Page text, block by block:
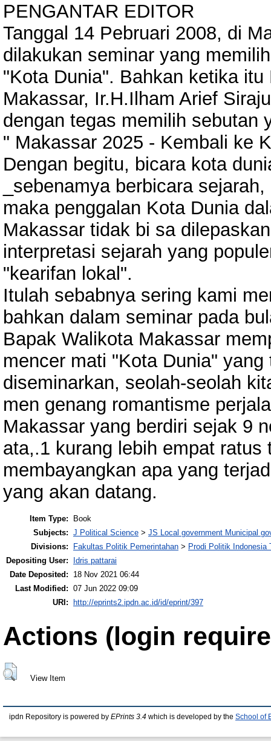
PENGANTAR EDITOR
Tanggal 14 Pebruari 2008, di
dilakukan seminar yang
"Kota Dunia". Bahkan ketika itu
Makassar, Ir.H.Ilham Arief
dengan tegas memilih sebutan
" Makassar 2025 - Kembali ke
Dengan begitu, bicara kota
_sebenamya berbicara
maka penggalan Kota Dunia
Makassar tidak bi sa
interpretasi sejarah yang
"kearifan lokal".
Itulah sebabnya sering kami
bahkan dalam seminar pada
Bapak Walikota Makassar
mencer mati "Kota Dunia" yang
diseminarkan, seolah-seolah
men genang romantisme
Makassar yang berdiri sejak 9
ata,.1 kurang lebih empat ratus
membayangkan apa yang
yang akan datang.
Item Type:
Book
Subjects: J Political Science > JS Local government Municipal
Divisions:
Fakultas Politik Pemerintahan > Prodi Politik Indonesia
Depositing User:
Idris pattarai
Date Deposited:
18 Nov 2021 06:44
Last Modified: 07 Jun 2022 09:09
URI:
http://eprints2.ipdn.ac.id/id/eprint/397
Actions (login
View Item
ipdn Repository is powered by EPrints 3.4 which is developed by the School of